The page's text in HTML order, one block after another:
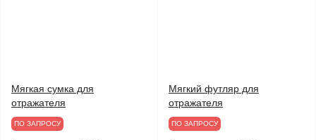
Мягкая сумка для
отражателя
ПО ЗАПРОСУ
Мягкий футляр для
отражателя
ПО ЗАПРОСУ